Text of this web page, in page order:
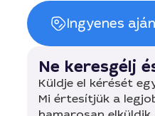
Ingyenes
Ne keresgélj
Küldje el kérését
Mi értesítjük a